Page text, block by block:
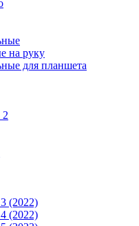
на руку
для планшета
2
(2022)
(2022)